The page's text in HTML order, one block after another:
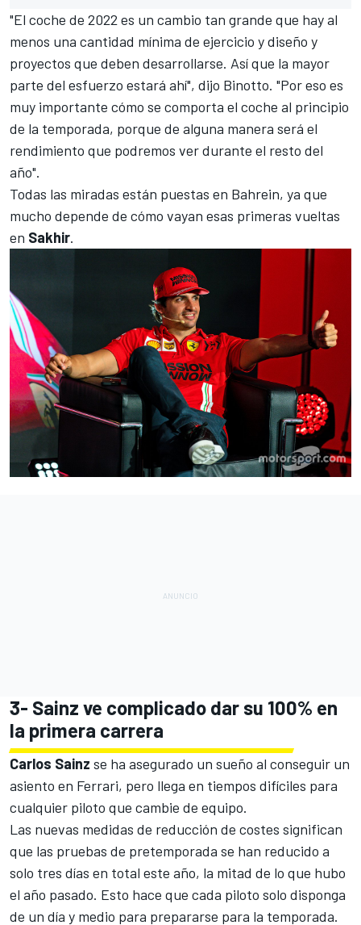
"El coche de 2022 es un cambio tan grande que hay al
menos una cantidad mínima de ejercicio y diseño y
proyectos que deben desarrollarse. Así que la mayor
parte del esfuerzo estará ahí", dijo Binotto. "Por eso es
muy importante cómo se comporta el coche al principio
de la temporada, porque de alguna manera será el
rendimiento que podremos ver durante el resto del
año".
Todas las miradas están puestas en Bahrein, ya que
mucho depende de cómo vayan esas primeras vueltas
en Sakhir.
3- Sainz ve complicado dar su 100% en
la primera carrera
Carlos Sainz se ha asegurado un sueño al conseguir un
asiento en Ferrari, pero llega en tiempos difíciles para
cualquier piloto que cambie de equipo.
Las nuevas medidas de reducción de costes significan
que las pruebas de pretemporada se han reducido a
solo tres días en total este año, la mitad de lo que hubo
el año pasado. Esto hace que cada piloto solo disponga
de un día y medio para prepararse para la temporada.